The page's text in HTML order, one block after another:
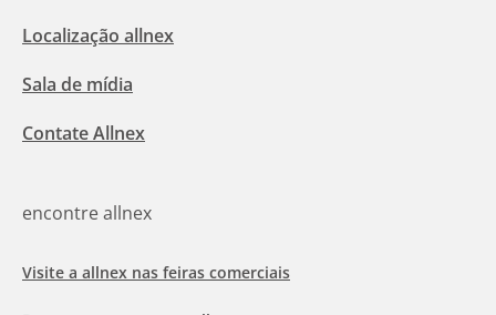
Localização allnex
Sala de mídia
Contate Allnex
encontre allnex
Visite a allnex nas feiras comerciais